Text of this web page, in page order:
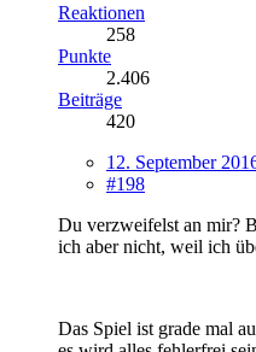
Reaktionen
258
Punkte
2.406
Beiträge
420
12. September
#198
Du verzweifelst an mir?
ich aber nicht, weil ich
Das Spiel ist grade mal